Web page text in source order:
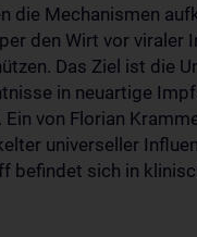
die Mechanismen
den Wirt vor viraler
Das Ziel ist die
in neuartige
von Florian
universeller
befindet sich in